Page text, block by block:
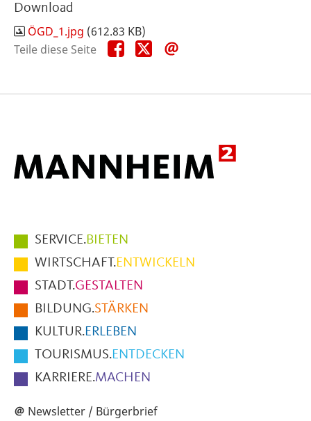
Download
ÖGD_1.jpg (612.83 KB)
Teile diese Seite
Teile
diese
Teile
diese
Hauptmenüpunkte
im
Fußbereich
der
Seite
SERVICE.BIETEN
WIRTSCHAFT.ENTWICKELN
STADT.GESTALTEN
BILDUNG.STÄRKEN
KULTUR.ERLEBEN
TOURISMUS.ENTDECKEN
KARRIERE.MACHEN
Newsletter / Bürgerbrief